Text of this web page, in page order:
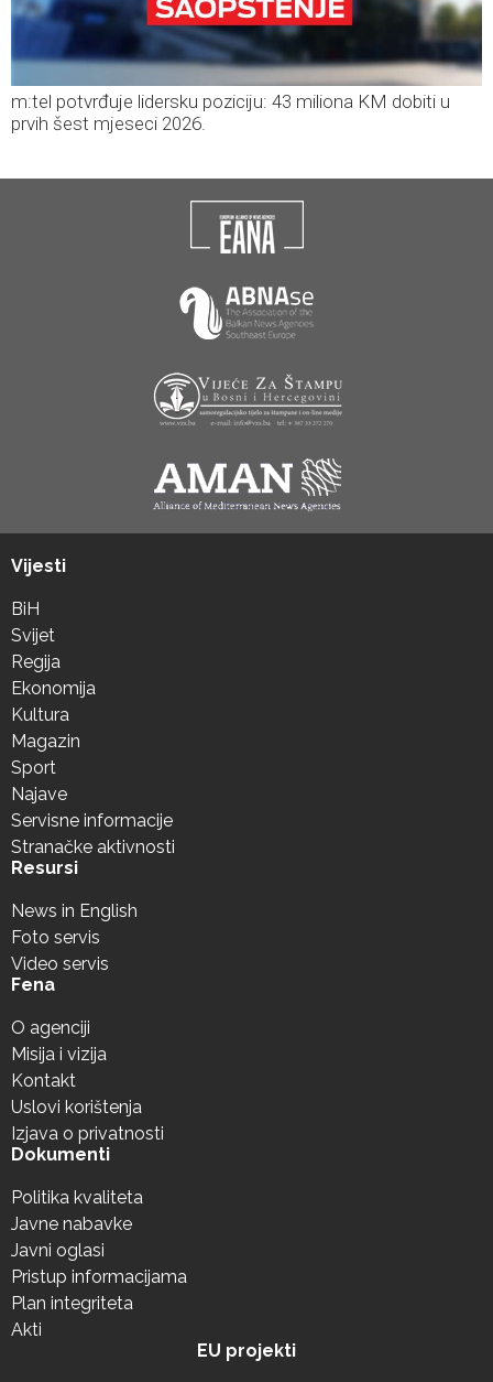
m:tel potvrđuje lidersku poziciju: 43 miliona KM dobiti u
prvih šest mjeseci 2026.
Vijesti
BiH
Svijet
Regija
Ekonomija
Kultura
Magazin
Sport
Najave
Servisne informacije
Stranačke aktivnosti
Resursi
News in English
Foto servis
Video servis
Fena
O agenciji
Misija i vizija
Kontakt
Uslovi korištenja
Izjava o privatnosti
Dokumenti
Politika kvaliteta
Javne nabavke
Javni oglasi
Pristup informacijama
Plan integriteta
Akti
EU projekti